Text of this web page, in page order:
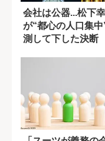
会社は公器...松下
が“都心の人口集中
測して下した決断